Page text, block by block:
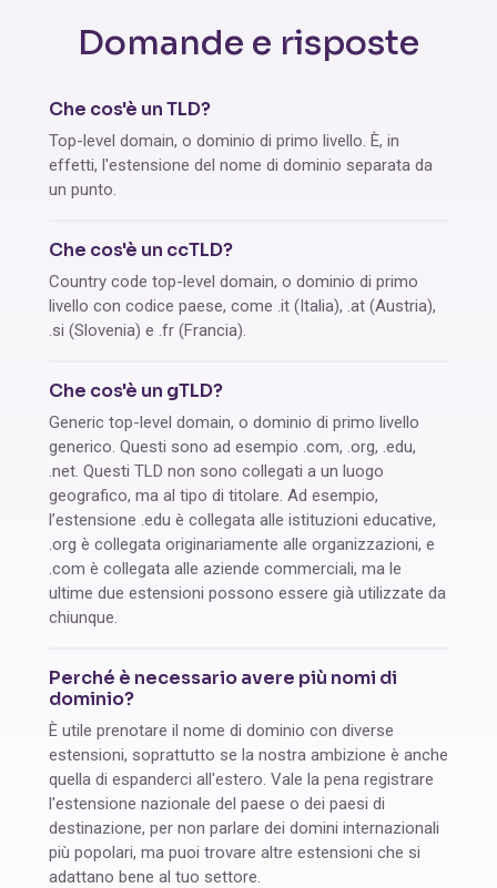
Domande e risposte
Che cos'è un TLD?
Top-level domain, o dominio di primo livello. È, in
effetti, l'estensione del nome di dominio separata da
un punto.
Che cos'è un ccTLD?
Country code top-level domain, o dominio di primo
livello con codice paese, come .it (Italia), .at (Austria),
.si (Slovenia) e .fr (Francia).
Che cos'è un gTLD?
Generic top-level domain, o dominio di primo livello
generico. Questi sono ad esempio .com, .org, .edu,
.net. Questi TLD non sono collegati a un luogo
geografico, ma al tipo di titolare. Ad esempio,
l’estensione .edu è collegata alle istituzioni educative,
.org è collegata originariamente alle organizzazioni, e
.com è collegata alle aziende commerciali, ma le
ultime due estensioni possono essere già utilizzate da
chiunque.
Perché è necessario avere più nomi di
dominio?
È utile prenotare il nome di dominio con diverse
estensioni, soprattutto se la nostra ambizione è anche
quella di espanderci all'estero. Vale la pena registrare
l'estensione nazionale del paese o dei paesi di
destinazione, per non parlare dei domini internazionali
più popolari, ma puoi trovare altre estensioni che si
adattano bene al tuo settore.